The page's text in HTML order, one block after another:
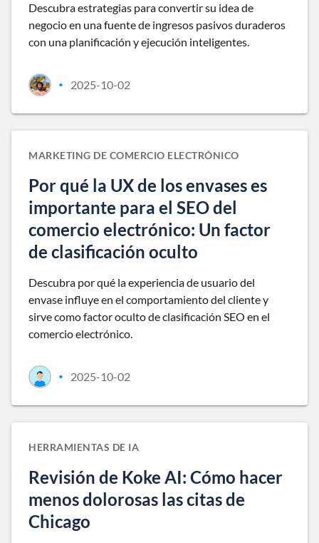
Descubra estrategias para convertir su idea de
negocio en una fuente de ingresos pasivos duraderos
con una planificación y ejecución inteligentes.
• 2025-10-02
MARKETING DE COMERCIO ELECTRÓNICO
Por qué la UX de los envases es
importante para el SEO del
comercio electrónico: Un factor
de clasificación oculto
Descubra por qué la experiencia de usuario del
envase influye en el comportamiento del cliente y
sirve como factor oculto de clasificación SEO en el
comercio electrónico.
• 2025-10-02
HERRAMIENTAS DE IA
Revisión de Koke AI: Cómo hacer
menos dolorosas las citas de
Chicago